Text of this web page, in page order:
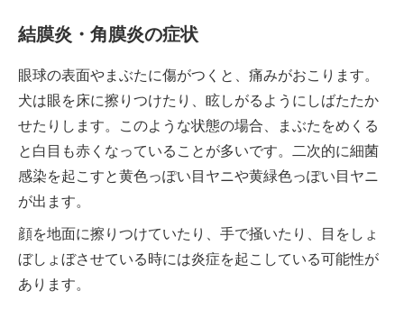
結膜炎・角膜炎の症状
眼球の表面やまぶたに傷がつくと、痛みがおこります。
犬は眼を床に擦りつけたり、眩しがるようにしばたたか
せたりします。このような状態の場合、まぶたをめくる
と白目も赤くなっていることが多いです。二次的に細菌
感染を起こすと黄色っぽい目ヤニや黄緑色っぽい目ヤニ
が出ます。
顔を地面に擦りつけていたり、手で掻いたり、目をしょ
ぼしょぼさせている時には炎症を起こしている可能性が
あります。